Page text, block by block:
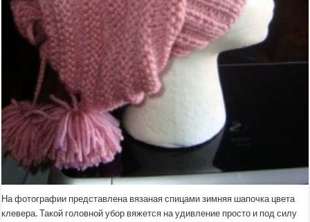
На фотографии представлена вязаная спицами зимняя шапочка цвета
клевера. Такой головной убор вяжется на удивление просто и под силу